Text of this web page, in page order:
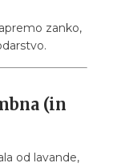
zanko,
(in
od lavande,